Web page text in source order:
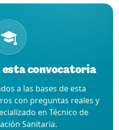
esta convocatoria
a las bases de esta
con preguntas reales y
en Técnico de
Sanitaria.